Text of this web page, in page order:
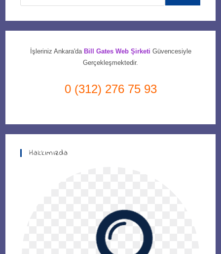
İşleriniz Ankara'da Bill Gates Web Şirketi Güvencesiyle
Gerçekleşmektedir.
0 (312) 276 75 93
Hakkımızda